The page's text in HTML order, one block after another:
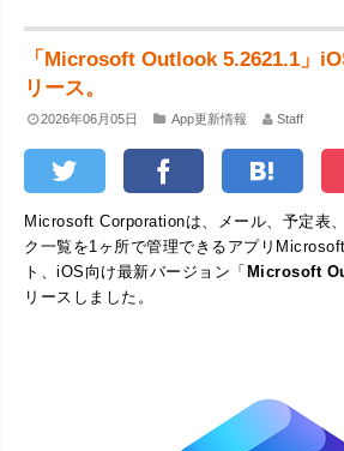
「Microsoft Outlook 5.2621.1」
リース。
2026年06月05日 App更新情報 Staff
Microsoft Corporationは、メール、予定表
ク一覧を1ヶ所で管理できるアプリ
ト、iOS向け最新バージョン「Microsoft
リースしました。